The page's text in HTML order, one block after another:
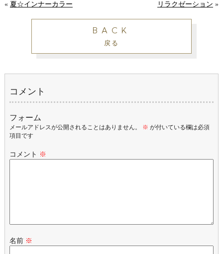
« 夏☆インナーカラー リラクゼーション »
BACK
戻る
コメント
フォーム
メールアドレスが公開されることはありません。 ※ が付いている欄は必須
項目です
コメント ※
名前 ※